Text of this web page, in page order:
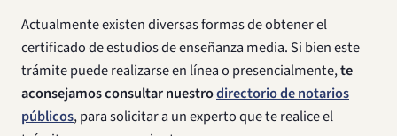
Actualmente existen diversas formas de obtener el
certificado de estudios de enseñanza media. Si bien este
trámite puede realizarse en línea o presencialmente,te
aconsejamos consultar nuestrodirectorio de notarios
públicos, para solicitar a un experto que te realice el